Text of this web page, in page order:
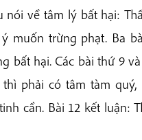
nói về tâm lý bất hại:
muốn trừng phạt. Ba
bất hại. Các bài thứ 9
phải có tâm tàm quý,
cần. Bài 12 kết luận: